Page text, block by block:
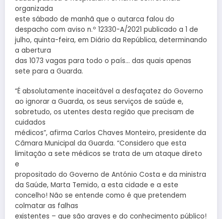
organizada
este sábado de manhã que o autarca falou do
despacho com aviso n.º 12330-A/2021 publicado a 1 de
julho, quinta-feira, em Diário da República, determinando
a abertura
das 1073 vagas para todo o país… das quais apenas
sete para a Guarda.
“É absolutamente inaceitável a desfaçatez do Governo
ao ignorar a Guarda, os seus serviços de saúde e,
sobretudo, os utentes desta região que precisam de
cuidados
médicos”, afirma Carlos Chaves Monteiro, presidente da
Câmara Municipal da Guarda. “Considero que esta
limitação a sete médicos se trata de um ataque direto
e
propositado do Governo de António Costa e da ministra
da Saúde, Marta Temido, a esta cidade e a este
concelho! Não se entende como é que pretendem
colmatar as falhas
existentes – que são graves e do conhecimento público!